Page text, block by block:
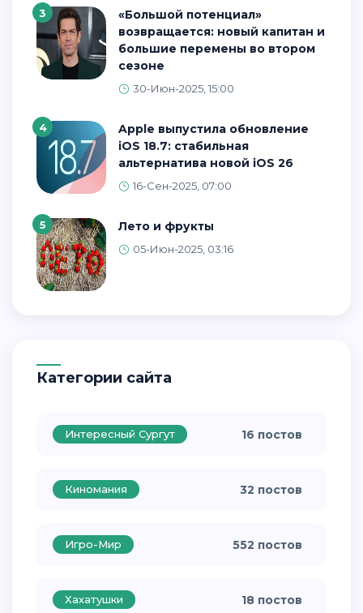
3
«Большой потенциал»
возвращается: новый капитан и
большие перемены во втором
сезоне
30-Июн-2025, 15:00
4
Apple выпустила обновление
iOS 18.7: стабильная
альтернатива новой iOS 26
16-Сен-2025, 07:00
5 Лето и фрукты
05-Июн-2025, 03:16
Категории сайта
Интересный Сургут 16 постов
Киномания 32 постов
Игро-Мир 552 постов
Хахатушки 18 постов